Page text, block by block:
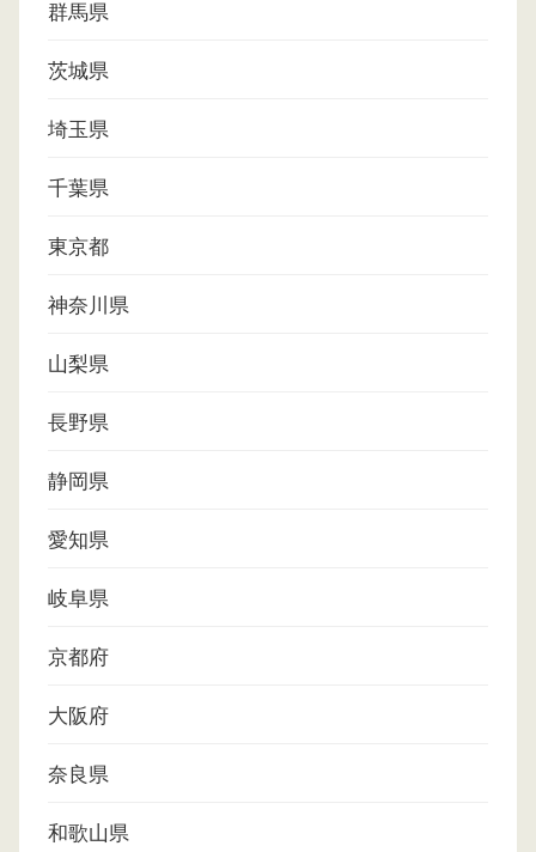
群馬県
茨城県
埼玉県
千葉県
東京都
神奈川県
山梨県
長野県
静岡県
愛知県
岐阜県
京都府
大阪府
奈良県
和歌山県